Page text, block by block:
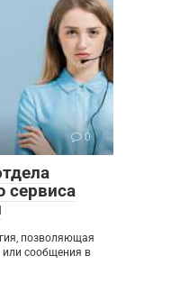
0
позволяющая
или сообщения в